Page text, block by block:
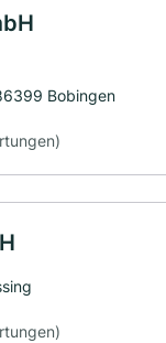
Bobingen